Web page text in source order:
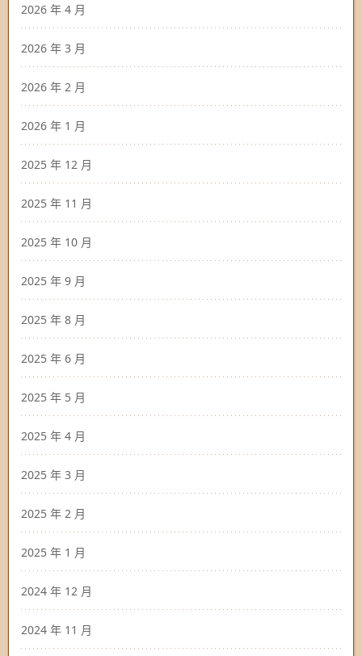
2026 年 4 月
2026 年 3 月
2026 年 2 月
2026 年 1 月
2025 年 12 月
2025 年 11 月
2025 年 10 月
2025 年 9 月
2025 年 8 月
2025 年 6 月
2025 年 5 月
2025 年 4 月
2025 年 3 月
2025 年 2 月
2025 年 1 月
2024 年 12 月
2024 年 11 月